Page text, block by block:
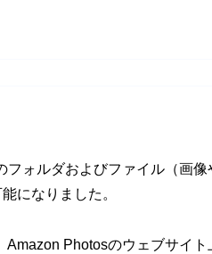
ォルダおよびファイル（画像
になりました。
Photosのウェブサイト